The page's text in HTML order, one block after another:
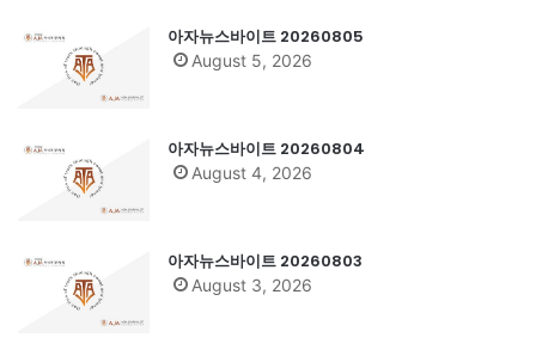
아자뉴스바이트 20260805
August 5, 2026
아자뉴스바이트 20260804
August 4, 2026
아자뉴스바이트 20260803
August 3, 2026